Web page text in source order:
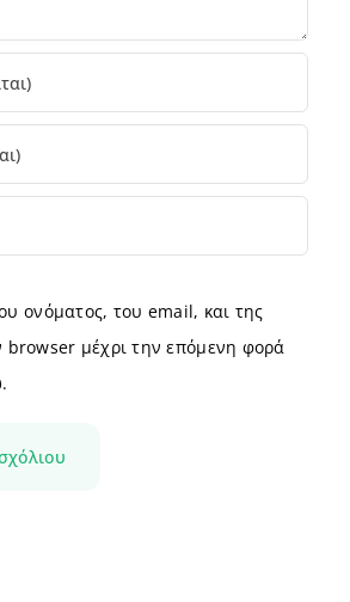
ονόματος, του email, και της
browser μέχρι την επόμενη φορά